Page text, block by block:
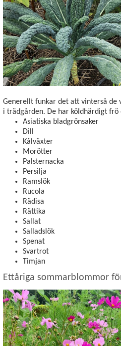
Generellt funkar det att vinterså de
i trädgården. De har köldhärdigt frö
Asiatiska bladgrönsaker
Dill
Kålväxter
Morötter
Palsternacka
Persilja
Ramslök
Rucola
Rädisa
Rättika
Sallat
Salladslök
Spenat
Svartrot
Timjan
Ettåriga sommarblommor